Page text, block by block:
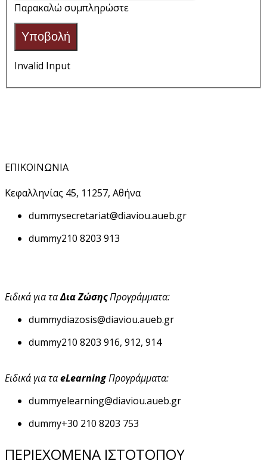
Παρακαλώ συμπληρώστε
Υποβολή
Invalid Input
ΕΠΙΚΟΙΝΩΝΙΑ
Κεφαλληνίας 45, 11257, Αθήνα
dummysecretariat@diaviou.aueb.gr
dummy210 8203 913
Ειδικά για ταΔια ΖώσηςΠρογράμματα:
dummydiazosis@diaviou.aueb.gr
dummy210 8203 916, 912, 914
Ειδικά για ταeLearningΠρογράμματα:
dummyelearning@diaviou.aueb.gr
dummy+30 210 8203 753
ΠΕΡΙΕΧΟΜΕΝΑ ΙΣΤΟΤΟΠΟΥ